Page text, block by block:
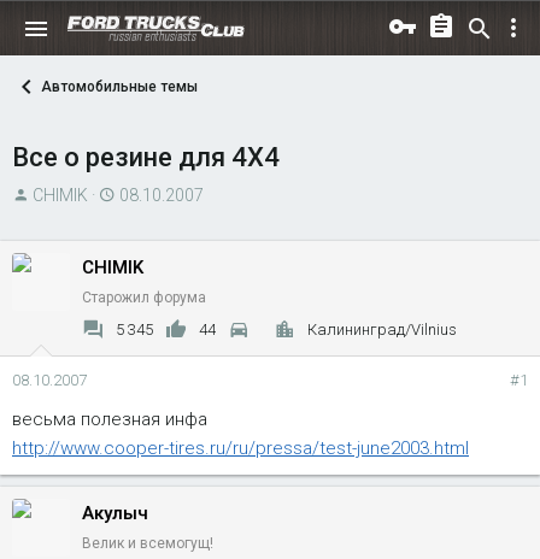
Автомобильные темы
Все о резине для 4Х4
А
т
е
м
CHIMIK
Д
т
а
н
а
ч
08.10.2007
CHIMIK
Старожил форума
5 345 44 Калининград/Vilnius
08.10.2007 #1
весьма полезная инфа
http://www.cooper-tires.ru/ru/pressa/test-june2003.html
Акулыч
Велик и всемогущ!